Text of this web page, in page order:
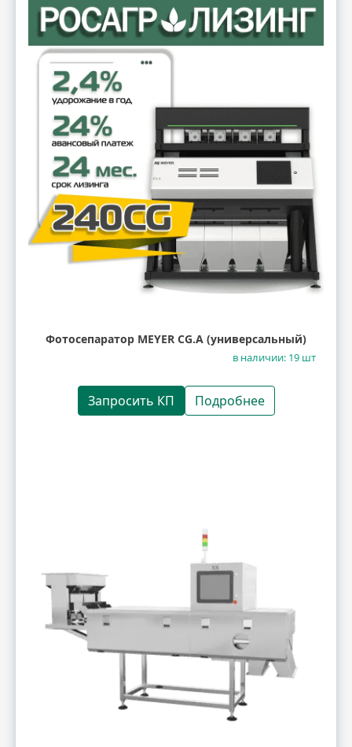
Фотосепаратор MEYER CG.A (универсальный)
в наличии: 19 шт
Запросить КП Подробнее